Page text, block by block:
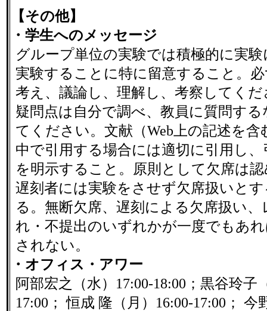
【その他】
・学生へのメッセージ
グループ単位の実験では積極的に実
実験することに特に留意すること。
考え、議論し、理解し、考察してく
疑問点は自分で調べ、教員に質問す
てください。文献（Web上の記述を
中で引用する場合には適切に引用し
を明示すること。原則として欠席は
遅刻者には実験をさせず欠席扱いと
る。無断欠席、遅刻による欠席扱い
れ・不提出のいずれかが一度でもあ
されない。
・オフィス・アワー
阿部宏之（水）17:00-18:00；黒谷玲子
17:00； 恒成 隆（月）16:00-17:00； 今